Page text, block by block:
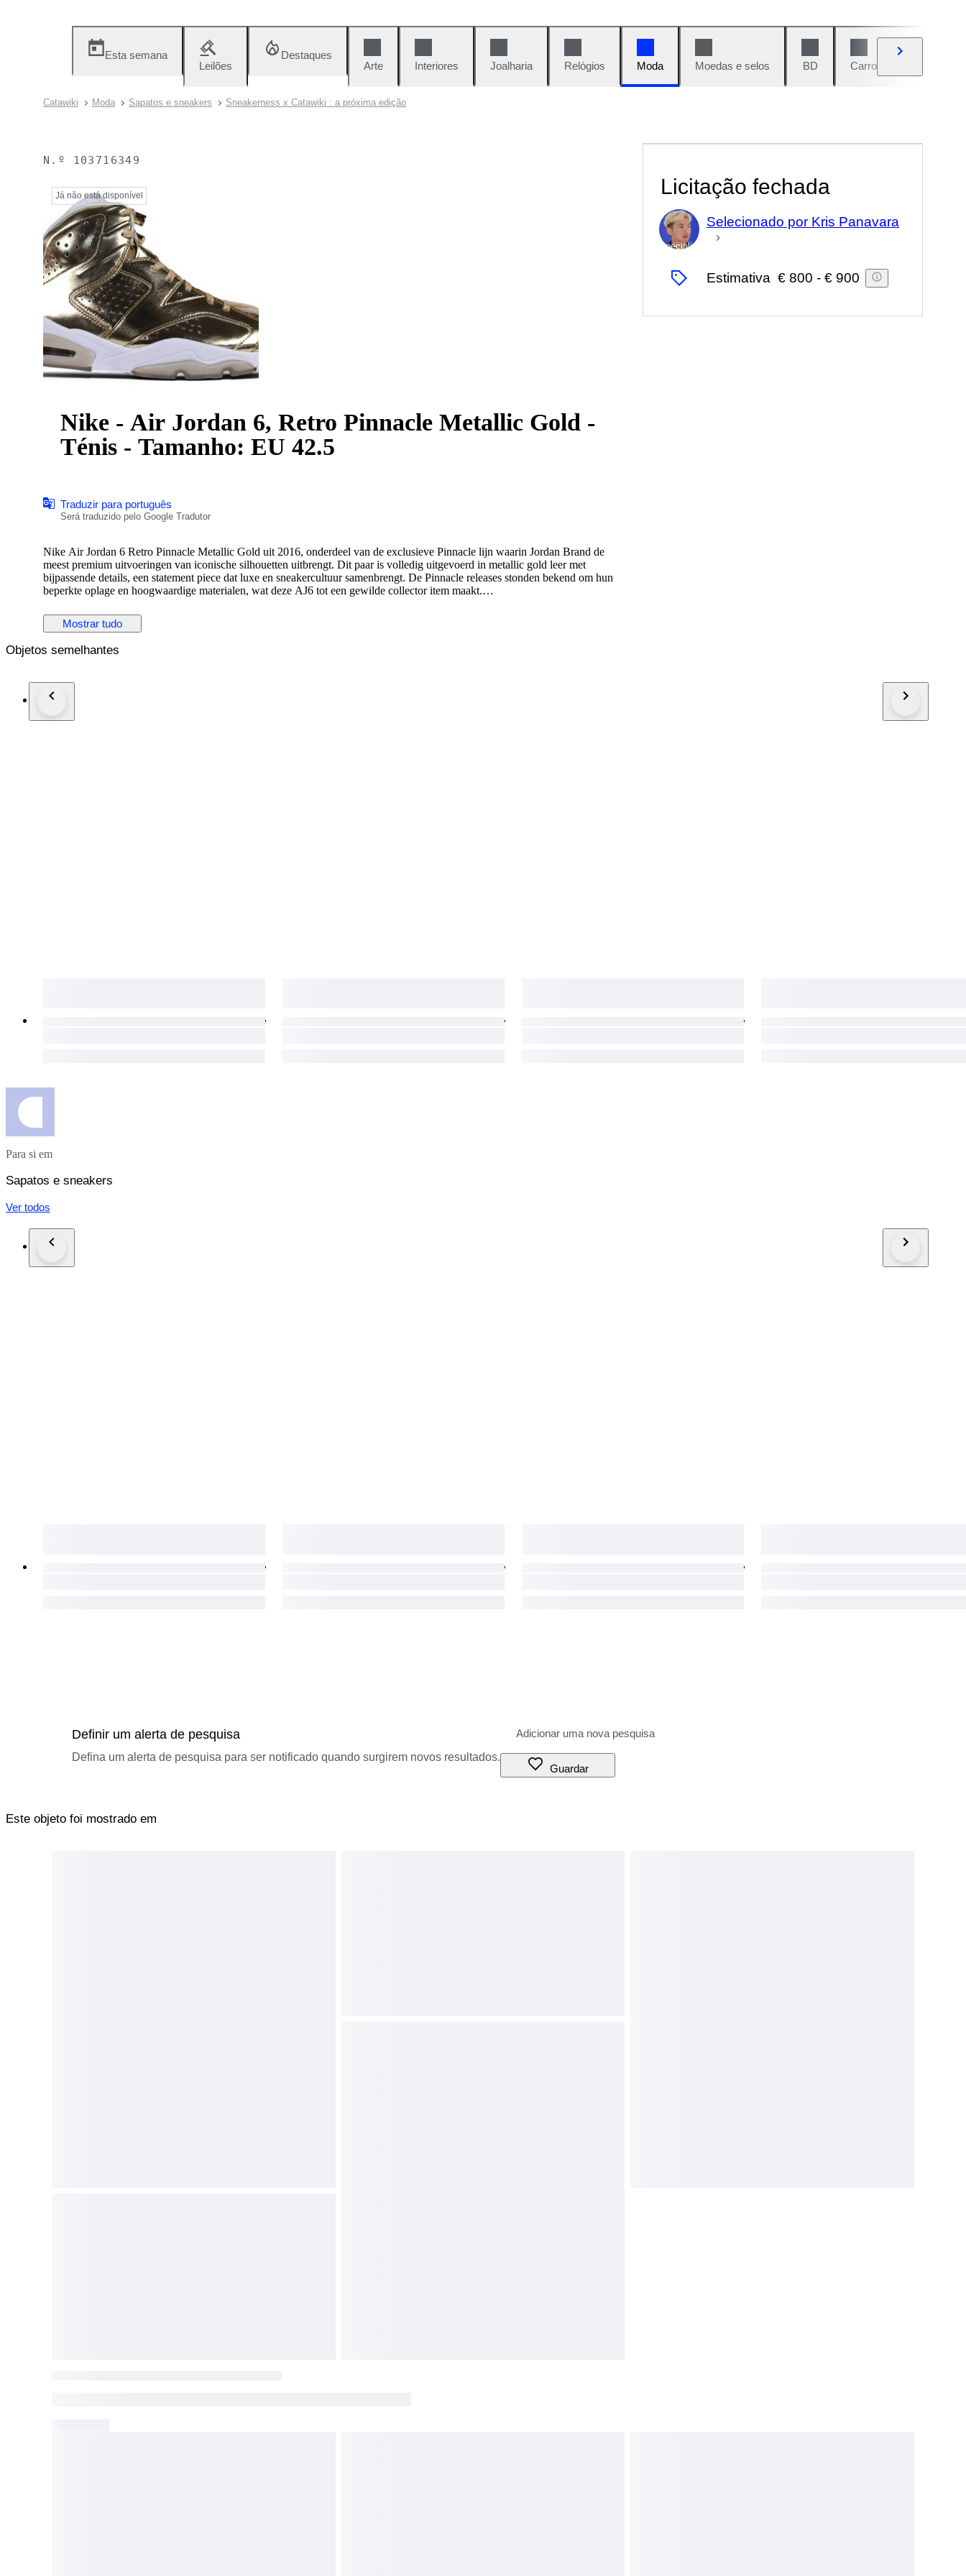
Esta semana
Leilões
Destaques
Arte
Interiores Joalharia Relógios Moda Moedas e selos BD Carros e motos
Catawiki Moda Sapatos e sneakers Sneakerness x Catawiki : a próxima edição
N.º 103716349
Já não está disponível
Nike - Air Jordan 6, Retro Pinnacle Metallic Gold -
Ténis - Tamanho: EU 42.5
Traduzir para português
Será traduzido pelo Google Tradutor
Nike Air Jordan 6 Retro Pinnacle Metallic Gold uit 2016, onderdeel van de exclusieve Pinnacle lijn waarin Jordan Brand de
meest premium uitvoeringen van iconische silhouetten uitbrengt. Dit paar is volledig uitgevoerd in metallic gold leer met
bijpassende details, een statement piece dat luxe en sneakercultuur samenbrengt. De Pinnacle releases stonden bekend om hun
beperkte oplage en hoogwaardige materialen, wat deze AJ6 tot een gewilde collector item maakt.
Productcode 854271-730, maat US 9 / EU 42.5. Nieuw exemplaar, geleverd met originele doos. Een zeldzame kans voor
verzamelaars om een deadstock Pinnacle aan de collectie toe te voegen.
Mostrar tudo
Licitação fechada
Especialista
Selecionado por Kris Panavara
Estimativa € 800 - € 900
Objetos semelhantes
Para si em
Sapatos e sneakers
Ver todos
Definir um alerta de pesquisa
Defina um alerta de pesquisa para ser notificado quando surgirem novos resultados.
Guardar
Este objeto foi mostrado em